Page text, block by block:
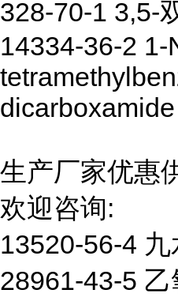
328-70-1 3,5-
14334-36-2 1-
dicarboxamide
生产厂家优惠
欢迎咨询:
13520-56-4
28961-43-5